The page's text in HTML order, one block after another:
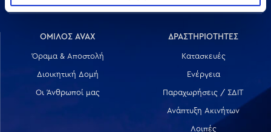
ΟΜΙΛΟΣ AVAX
Όραμα & Αποστολή
Διοικητική Δομή
Οι Άνθρωποί μας
ΔΡΑΣΤΗΡΙΟΤΗΤΕΣ
Κατασκευές
Ενέργεια
Παραχωρήσεις / ΣΔΙΤ
Ανάπτυξη Ακινήτων
Λοιπές